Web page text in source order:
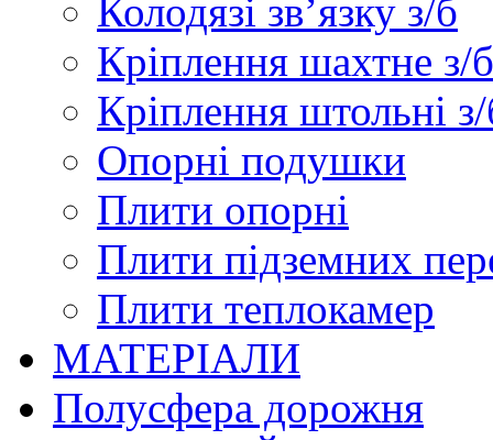
Колодязі зв’язку з/б
Кріплення шахтне з/б
Кріплення штольні
Опорні подушки
Плити опорні
Плити підземних
Плити теплокамер
МАТЕРІАЛИ
Полусфера дорожня